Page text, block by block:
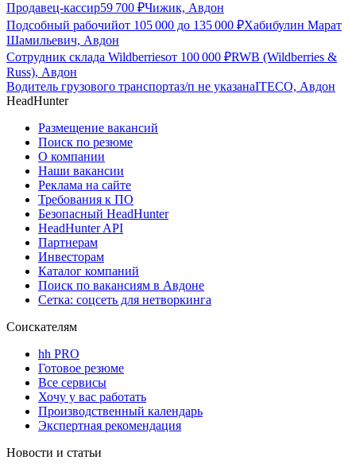
Продавец-кассир59 700 ₽Чижик, Авдон
Подсобный рабочийот 105 000 до 135 000 ₽Хабибулин Марат
Шамильевич, Авдон
Сотрудник склада Wildberriesот 100 000 ₽RWB (Wildberries &
Russ), Авдон
Водитель грузового транспортаз/п не указанаITECO, Авдон
HeadHunter
Размещение вакансий
Поиск по резюме
О компании
Наши вакансии
Реклама на сайте
Требования к ПО
Безопасный HeadHunter
HeadHunter API
Партнерам
Инвесторам
Каталог компаний
Поиск по вакансиям в Авдоне
Сетка: соцсеть для нетворкинга
Соискателям
hh PRO
Готовое резюме
Все сервисы
Хочу у вас работать
Производственный календарь
Экспертная рекомендация
Новости и статьи